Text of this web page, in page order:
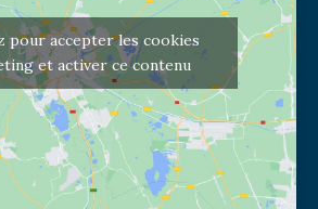
pour accepter les cookies
et activer ce contenu